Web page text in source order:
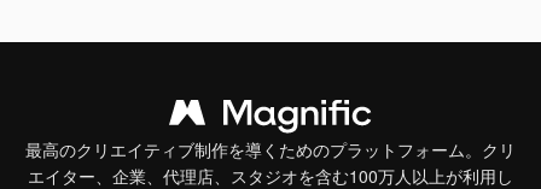
最高のクリエイティブ制作を導くためのプラットフォーム。クリ
エイター、企業、代理店、スタジオを含む100万人以上が利用し